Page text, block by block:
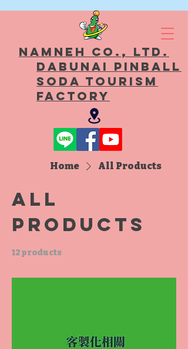
Namneh Co., Ltd.
Dabunai Pinball
Soda Tourism
Factory
Home All Products
All
Products
12 products